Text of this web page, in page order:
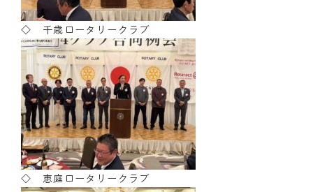
◇ 千歳ロータリークラブ
◇ 恵庭ロータリークラブ